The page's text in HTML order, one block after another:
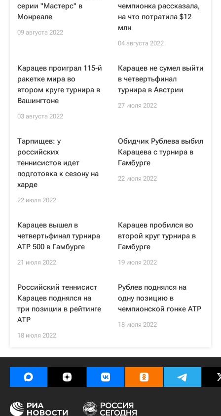
серии "Мастерс" в
Монреале
09 августа 2022
чемпионка рассказала,
на что потратила $12
млн
04 августа 2022
Карацев проиграл 115-й
ракетке мира во
втором круге турнира в
Вашингтоне
03 августа 2022
Карацев не сумел выйти
в четвертьфинал
турнира в Австрии
27 июля 2022
Тарпищев: у
российских
теннисистов идет
подготовка к сезону на
харде
22 июля 2022
Обидчик Рублева выбил
Карацева с турнира в
Гамбурге
22 июля 2022
Карацев вышел в
четвертьфинал турнира
ATP 500 в Гамбурге
21 июля 2022
Карацев пробился во
второй круг турнира в
Гамбурге
19 июля 2022
Российский теннисист
Карацев поднялся на
три позиции в рейтинге
ATP
18 июля 2022
Рублев поднялся на
одну позицию в
чемпионской гонке ATP
18 июля 2022